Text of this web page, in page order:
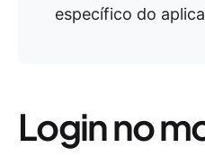
específico do
Login no